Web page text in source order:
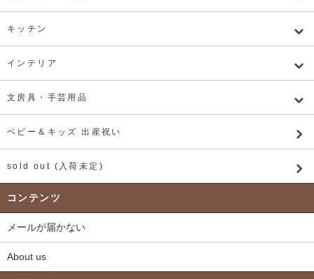
キッチン
インテリア
文房具・手芸用品
ベビー＆キッズ 出産祝い
sold out (入荷未定)
コンテンツ
メールが届かない
About us